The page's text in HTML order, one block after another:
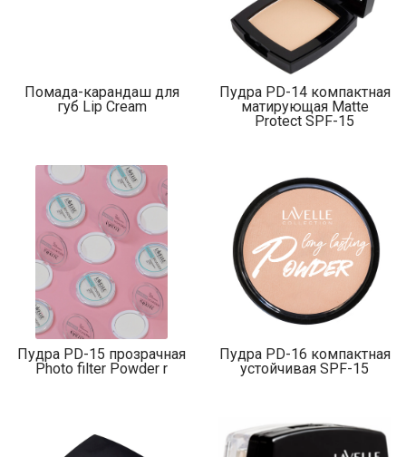
Помада-карандаш для
губ Lip Cream
Пудра PD-14 компактная
матирующая Matte
Protect SPF-15
Пудра PD-15 прозрачная
Photo filter Powder r
Пудра PD-16 компактная
устойчивая SPF-15